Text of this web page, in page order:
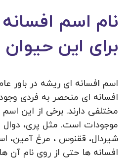
نام اسم افسانه
برای این حیوان
اسم افسانه ای ریشه در باور
افسانه ای منحصر به فردی
مختلفی دارند. برخی از این
موجودات است. مثل پری، دوال
شیردال، ققنوس ، مرغ آمین،
افسانه ها حتی از روی نام